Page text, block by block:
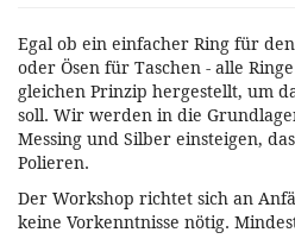
Egal ob ein einfacher Ring für
oder Ösen für Taschen - alle
gleichen Prinzip hergestellt, um
soll. Wir werden in die
Messing und Silber einsteigen,
Polieren.
Der Workshop richtet sich an
keine Vorkenntnisse nötig.